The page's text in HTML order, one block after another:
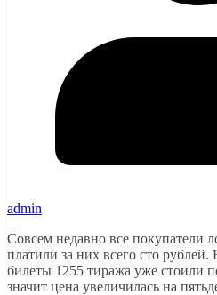
admin
Совсем недавно все покупатели
платили за них всего сто
билеты 1255 тиража уже стоили
значит цена увеличилась на